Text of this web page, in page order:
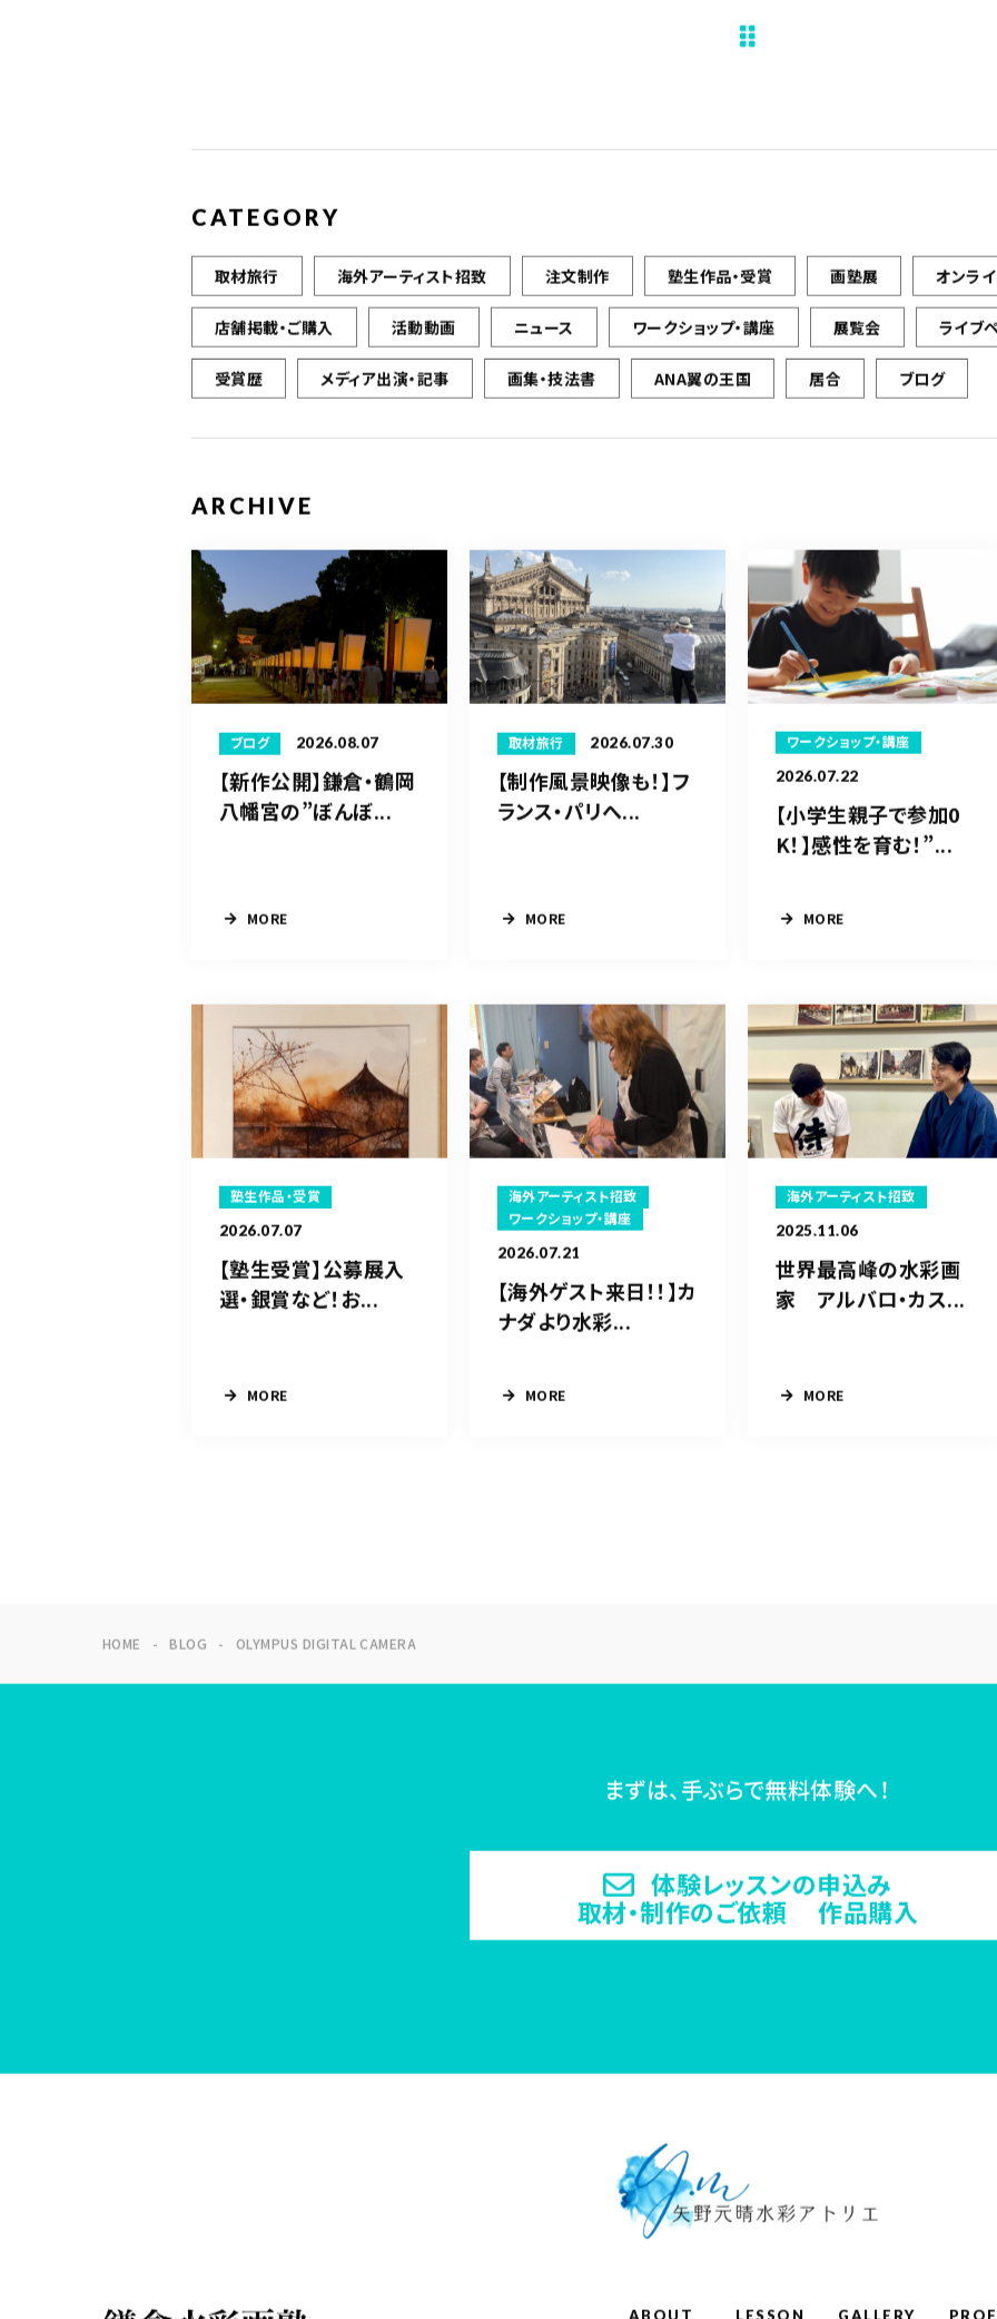
CATEGORY
取材旅行 海外アーティスト招致 注文制作 塾生作品・受賞 画塾展 オンラ
店舗掲載・ご購入 活動動画 ニュース ワークショップ・講座 展覧会 ライブ
受賞歴 メディア出演・記事 画集・技法書 ANA翼の王国 居合 ブログ
ARCHIVE
ブログ 2026.08.07
【新作公開】鎌倉・鶴岡
八幡宮の”ぼんぼ...
MORE
取材旅行 2026.07.30
【制作風景映像も！】フ
ランス・パリへ...
MORE
ワークショップ・講座
2026.07.22
【小学生親子で参加0
K！】感性を育む！”...
MORE
塾生作品・受賞
2026.07.07
【塾生受賞】公募展入
選・銀賞など！お...
MORE
海外アーティスト招致
ワークショップ・講座
2026.07.21
【海外ゲスト来日！！】カ
ナダより水彩...
MORE
海外アーティスト招致
2025.11.06
世界最高峰の水彩画
家 アルバロ・カス...
MORE
HOME BLOG OLYMPUS DIGITAL CAMERA
まずは、手ぶらで無料体験へ！
体験レッスンの申込み
取材・制作のご依頼 作品購入